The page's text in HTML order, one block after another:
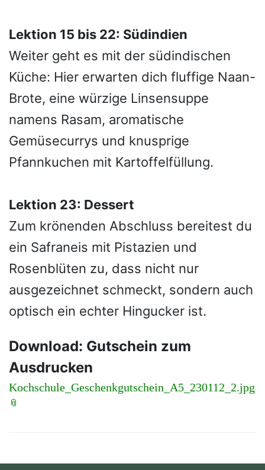
Lektion 15 bis 22: Südindien
Weiter geht es mit der südindischen
Küche: Hier erwarten dich fluffige Naan-
Brote, eine würzige Linsensuppe
namens Rasam, aromatische
Gemüsecurrys und knusprige
Pfannkuchen mit Kartoffelfüllung.
Lektion 23: Dessert
Zum krönenden Abschluss bereitest du
ein Safraneis mit Pistazien und
Rosenblüten zu, dass nicht nur
ausgezeichnet schmeckt, sondern auch
optisch ein echter Hingucker ist.
Download: Gutschein zum
Ausdrucken
Kochschule_Geschenkgutschein_A5_230112_2.jpg